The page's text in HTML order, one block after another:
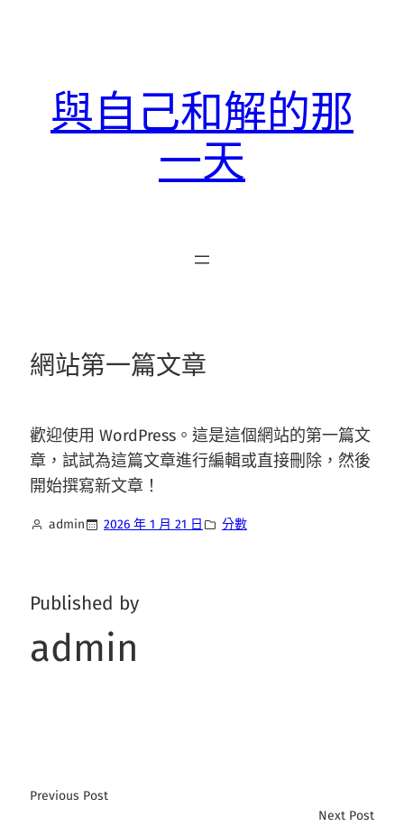
與自己和解的那
一天
網站第一篇文章
歡迎使用 WordPress。這是這個網站的第一篇文
章，試試為這篇文章進行編輯或直接刪除，然後
開始撰寫新文章！
admin 2026 年 1 月 21 日 分數
Published by
admin
Previous Post
Next Post